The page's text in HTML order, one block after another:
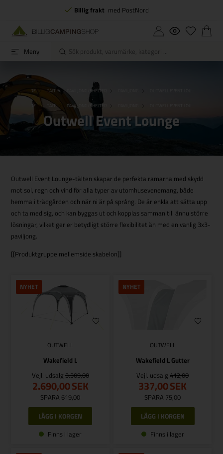
Billig frakt med PostNord
Meny
FORSIDE TÄLT PAVILJONG/SHELTER
FORSIDE TÄLT PAVILJONG/SHELTER
Outwell Event Lounge
Outwell Event Lounge-tälten skapar de perfekta ramarna med skydd
mot sol, regn och vind för alla typer av utomhusevenemang, både
hemma i trädgården och när ni är på språng. De är enkla att sätta upp
och ta med sig, och kan byggas ut och kopplas samman till ännu större
lösningar, vilket ger er betydligt större flexibilitet än med en vanlig 3x3-
paviljong.
[[Produktgruppe mellemside skabelon]]
NYHET
OUTWELL
Wakefield L
Vejl. udsalg 3.309,00
2.690,00SEK
SPARA 619,00
Finns i lager
NYHET
OUTWELL
Wakefield L Gutter
Vejl. udsalg412,00
337,00SEK
SPARA 75,00
Finns i lager